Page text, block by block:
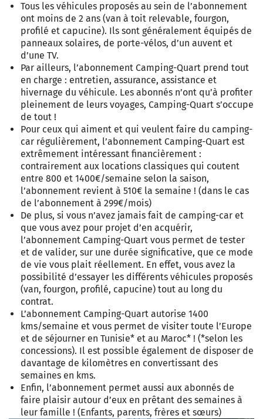
Tous les véhicules proposés au sein de l’abonnement
ont moins de 2 ans (van à toit relevable, fourgon,
profilé et capucine). Ils sont généralement équipés de
panneaux solaires, de porte-vélos, d’un auvent et
d’une TV.
Par ailleurs, l’abonnement Camping-Quart prend tout
en charge : entretien, assurance, assistance et
hivernage du véhicule. Les abonnés n’ont qu’à profiter
pleinement de leurs voyages, Camping-Quart s’occupe
de tout !
Pour ceux qui aiment et qui veulent faire du camping-
car régulièrement, l’abonnement Camping-Quart est
extrêmement intéressant financièrement :
contrairement aux locations classiques qui coutent
entre 800 et 1400€/semaine selon la saison,
l’abonnement revient à 510€ la semaine ! (dans le cas
de l’abonnement à 299€/mois)
De plus, si vous n’avez jamais fait de camping-car et
que vous avez pour projet d’en acquérir,
l’abonnement Camping-Quart vous permet de tester
et de valider, sur une durée significative, que ce mode
de vie vous plait réellement. En effet, vous avez la
possibilité d’essayer les différents véhicules proposés
(van, fourgon, profilé, capucine) tout au long du
contrat.
L’abonnement Camping-Quart autorise 1400
kms/semaine et vous permet de visiter toute l’Europe
et de séjourner en Tunisie* et au Maroc* ! (*selon les
concessions). Il est possible également de disposer de
davantage de kilomètres en convertissant des
semaines en kms.
Enfin, l’abonnement permet aussi aux abonnés de
faire plaisir autour d’eux en prêtant des semaines à
leur famille ! (Enfants, parents, frères et sœurs)